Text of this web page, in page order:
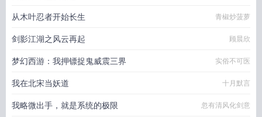
从木叶忍者开始长生 青椒炒菠萝
剑影江湖之风云再起 顾晨欣
梦幻西游：我押镖捉鬼威震三界 实俗不可医
我在北宋当妖道 十月默言
我略微出手，就是系统的极限 忽有清风化剑意